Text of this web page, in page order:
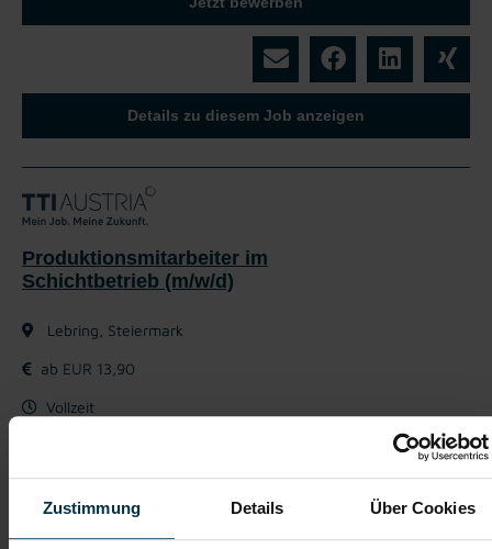
Zustimmung Details Über Cookies
Details zu diesem Job anzeigen
Produktionsmitarbeiter im
Schichtbetrieb (m/w/d)
Lebring, Steiermark
ab EUR 13,90
Vollzeit
Industrie / handwerkliches Gewerbe